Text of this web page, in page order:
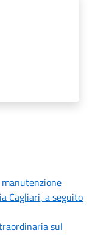
Cagliari, a seguito
sul